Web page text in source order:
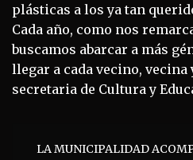
plásticas a los ya tan
Cada año, como nos
buscamos abarcar a más
llegar a cada vecino,
secretaria de Cultura y
LA MUNICIPALIDAD